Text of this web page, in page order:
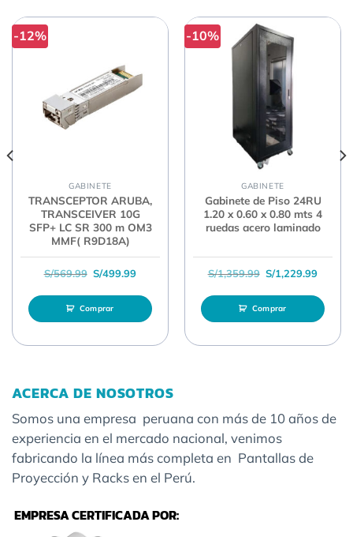
-12%
GABINETE
TRANSCEPTOR ARUBA,
TRANSCEIVER 10G
SFP+ LC SR 300 m OM3
MMF( R9D18A)
S/569.99 El precio original era: S/569.99.
S/499.99El precio actual es: S/499.99.
Comprar
-10%
GABINETE
Gabinete de Piso 24RU
1.20 x 0.60 x 0.80 mts 4
ruedas acero laminado
S/1,359.99 El precio original
S/1,229.99El
Comprar
ACERCA DE NOSOTROS
Somos una empresa peruana con más de 10 años de
experiencia en el mercado nacional, venimos
fabricando la línea más completa en Pantallas de
Proyección y Racks en el Perú.
EMPRESA CERTIFICADA POR: